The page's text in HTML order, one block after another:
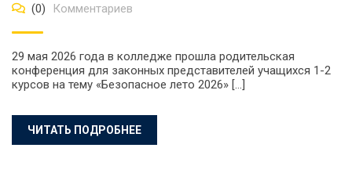
(0) Комментариев
29 мая 2026 года в колледже прошла родительская
конференция для законных представителей учащихся 1-2
курсов на тему «Безопасное лето 2026» […]
ЧИТАТЬ ПОДРОБНЕЕ